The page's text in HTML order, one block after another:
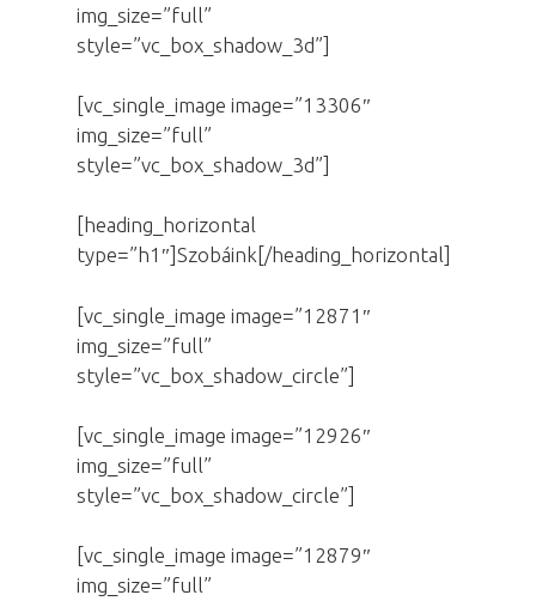
img_size=”full”
style=”vc_box_shadow_3d”]
[vc_single_image image=”13306″
img_size=”full”
style=”vc_box_shadow_3d”]
[heading_horizontal
type=”h1″]Szobáink[/heading_horizontal]
[vc_single_image image=”12871″
img_size=”full”
style=”vc_box_shadow_circle”]
[vc_single_image image=”12926″
img_size=”full”
style=”vc_box_shadow_circle”]
[vc_single_image image=”12879″
img_size=”full”